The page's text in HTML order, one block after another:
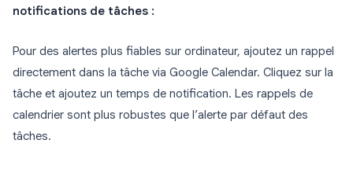
notifications de tâches :
Pour des alertes plus fiables sur ordinateur, ajoutez un rappel
directement dans la tâche via Google Calendar. Cliquez sur la
tâche et ajoutez un temps de notification. Les rappels de
calendrier sont plus robustes que l’alerte par défaut des
tâches.